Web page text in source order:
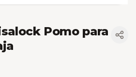
Pomo para